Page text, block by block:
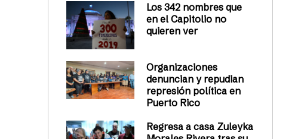
Los 342 nombres que
en el Capitolio no
quieren ver
Organizaciones
denuncian y repudian
represión política en
Puerto Rico
Regresa a casa Zuleyka